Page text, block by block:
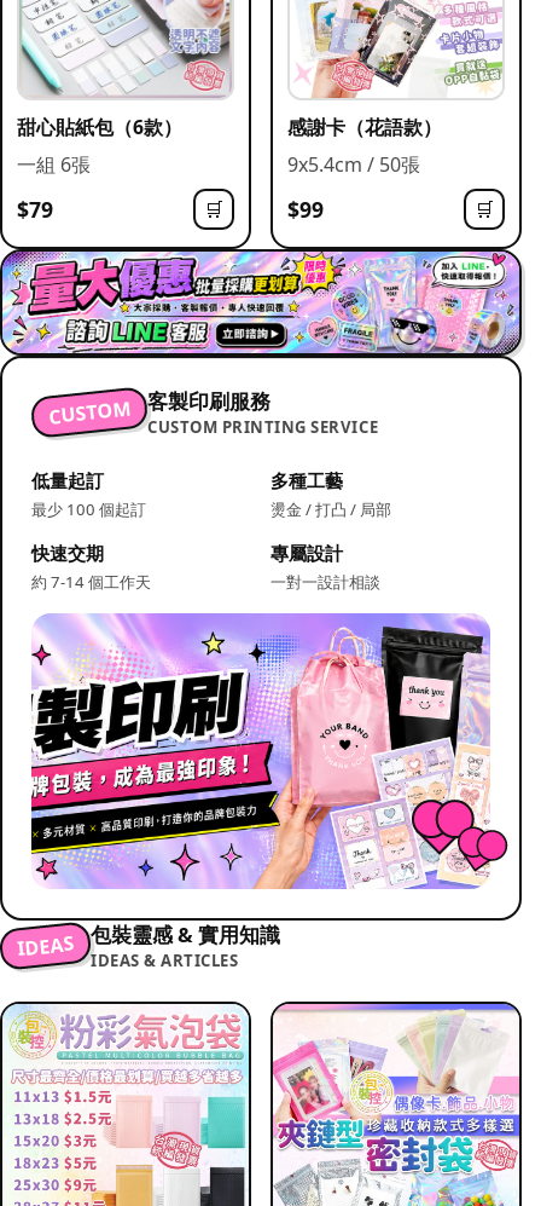
甜心貼紙包（6款）
一組 6張
$79 🛒
感謝卡（花語款）
9x5.4cm / 50張
$99 🛒
CUSTOM 客製印刷服務
CUSTOM PRINTING SERVICE
低量起訂
最少 100 個起訂
多種工藝
燙金 / 打凸 / 局部
快速交期
約 7-14 個工作天
專屬設計
一對一設計相談
IDEAS 包裝靈感 & 實用知識
IDEAS & ARTICLES